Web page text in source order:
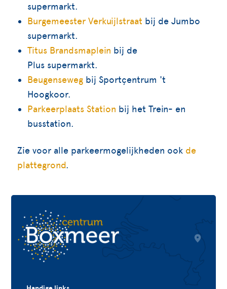
supermarkt.
Burgemeester Verkuijlstraat bij de Jumbo
supermarkt.
Titus Brandsmaplein bij de
Plus supermarkt.
Beugensewegbij Sportçentrum 't
Hoogkoor.
Parkeerplaats Station bij het Trein- en
busstation.
Zie voor alle parkeermogelijkheden ook de
plattegrond.